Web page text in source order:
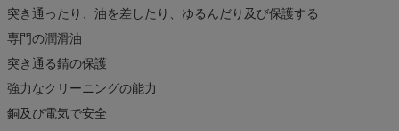
突き通ったり、油を差したり、ゆるんだり及び保護する
専門の潤滑油
突き通る錆の保護
強力なクリーニングの能力
銅及び電気で安全